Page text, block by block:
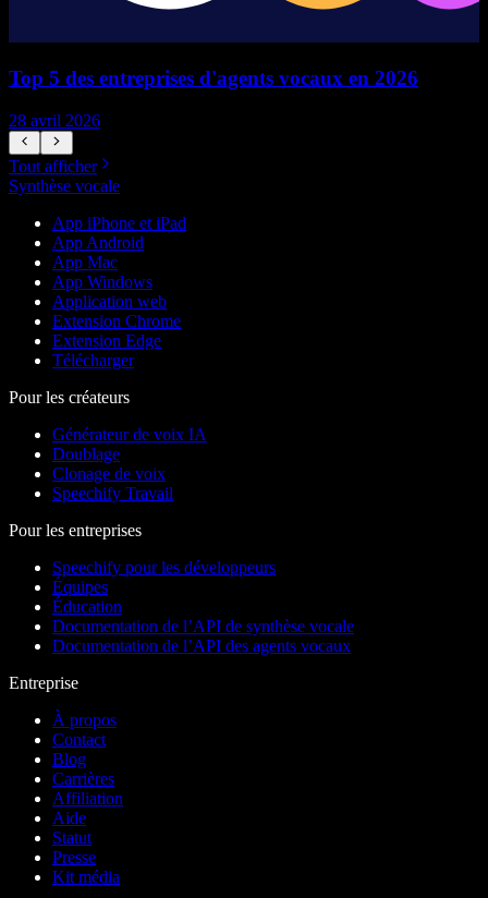
Top 5 des entreprises d'agents vocaux en 2026
28 avril 2026
Tout afficher
Synthèse vocale
App iPhone et iPad
App Android
App Mac
App Windows
Application web
Extension Chrome
Extension Edge
Télécharger
Pour les créateurs
Générateur de voix IA
Doublage
Clonage de voix
Speechify Travail
Pour les entreprises
Speechify pour les développeurs
Équipes
Éducation
Documentation de l’API de synthèse vocale
Documentation de l’API des agents vocaux
Entreprise
À propos
Contact
Blog
Carrières
Affiliation
Aide
Statut
Presse
Kit média